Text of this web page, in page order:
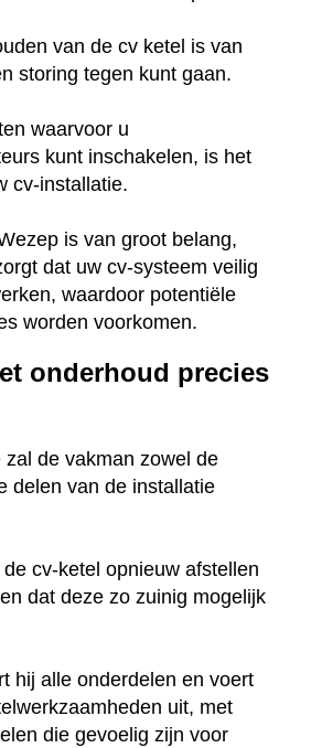
van de cv ketel is van
storing tegen kunt gaan.
waarvoor u
kunt inschakelen, is het
cv-installatie.
is van groot belang,
dat uw cv-systeem veilig
waardoor potentiële
worden voorkomen.
onderhoud precies
de vakman zowel de
delen van de installatie
cv-ketel opnieuw afstellen
dat deze zo zuinig mogelijk
hij alle onderdelen en voert
uit, met
die gevoelig zijn voor